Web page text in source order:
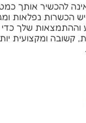
להכשיר אותך
הכשרות נפלאות
וההתמצאות שלך כדי
קשובה ומקצועית